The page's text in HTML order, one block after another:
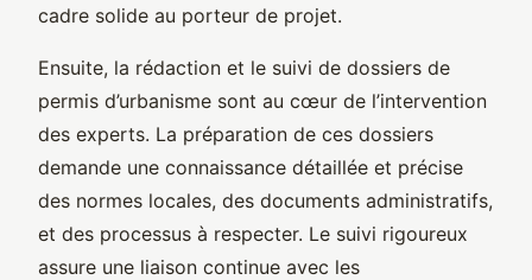
cadre solide au porteur de projet.
Ensuite, la rédaction et le suivi de dossiers de
permis d’urbanisme sont au cœur de l’intervention
des experts. La préparation de ces dossiers
demande une connaissance détaillée et précise
des normes locales, des documents administratifs,
et des processus à respecter. Le suivi rigoureux
assure une liaison continue avec les